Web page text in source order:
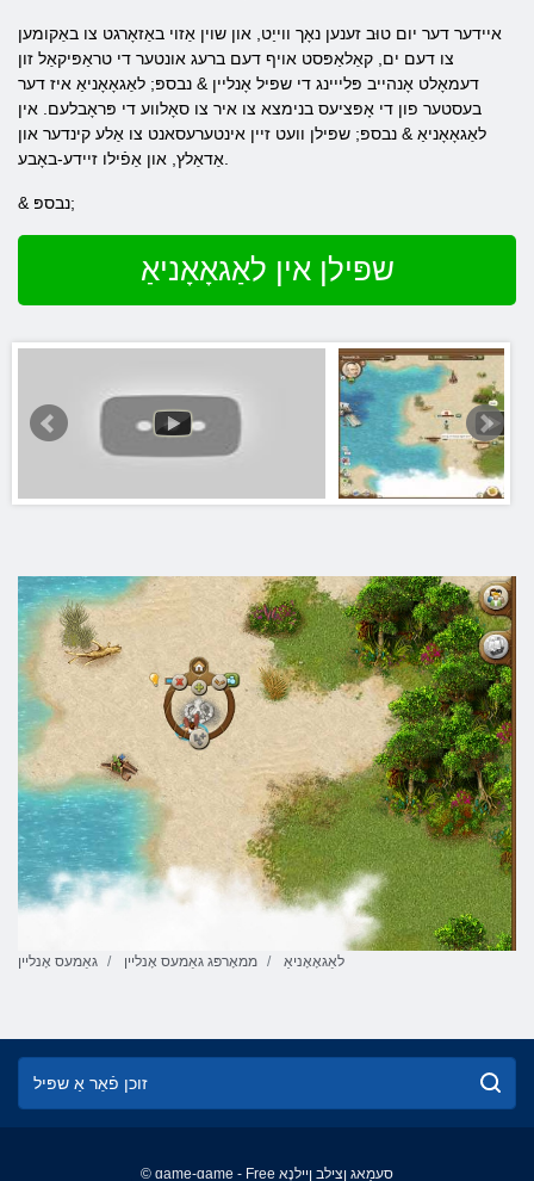
איידער דער יום טוּב זענען נאָך ווייַט, און שוין אַזוי באַזאָרגט צו באַקומען
צו דעם ים, קאַלאַפּסט אויף דעם ברעג אונטער די טראַפּיקאַל זון
דעמאָלט אָנהייב פּלייינג די שפּיל אָנליין & נבספּ; לאַגאָאָניאַ איז דער
בעסטער פון די אָפּציעס בנימצא צו איר צו סאָלווע די פּראָבלעם. אין
לאַגאָאָניאַ & נבספּ; שפּילן וועט זיין אינטערעסאנט צו אַלע קינדער און
& נבספּ;
שפּילן אין לאַגאָאָניאַ
גאַמעס אָנליין ממאָרפּג גאַמעס אָנליין לאַגאָאָניאַ
© game-game - Free סעמַאג ןצילב ןיילנָא